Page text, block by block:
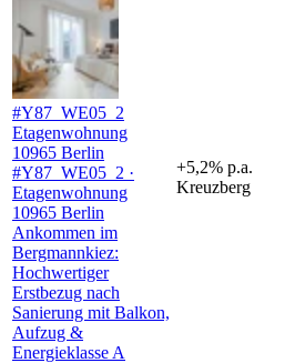
#Y87_WE05_2
Etagenwohnung
10965 Berlin
#Y87_WE05_2 ·
Etagenwohnung
10965 Berlin
Ankommen im
Bergmannkiez:
Hochwertiger
Erstbezug nach
Sanierung mit Balkon,
Aufzug &
Energieklasse A
+5,2% p.a.
Kreuzberg